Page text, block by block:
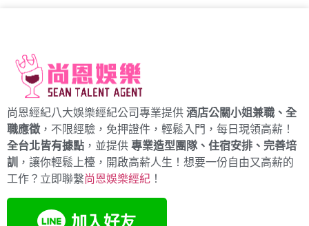
尚恩經紀八大娛樂經紀公司專業提供 酒店公關小姐兼職、全
職應徵 ，不限經驗，免押證件，輕鬆入門，每日現領高薪！
全台北皆有據點 ，並提供 專業造型團隊、住宿安排、完善培
訓
，讓你輕鬆上檯，開啟高薪人生！想要一份自由又高薪的
工作？立即聯繫尚恩娛樂經紀 ！